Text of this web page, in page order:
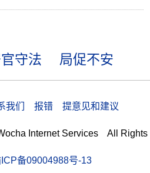
守法 局促不安
我们 报错 提意见和建议
Internet Services All Rights
备09004988号-13